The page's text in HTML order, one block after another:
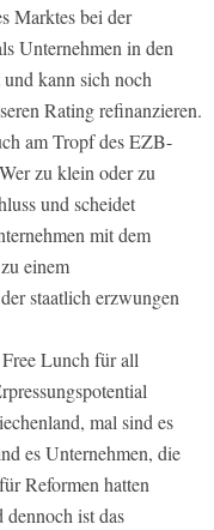
Marktes bei der
Unternehmen in den
kann sich noch
Rating refinanzieren.
am Tropf des EZB-
zu klein oder zu
und scheidet
mit dem
einem
staatlich erzwungen
Lunch für all
mal sind es
es Unternehmen, die
Reformen hatten
ist das